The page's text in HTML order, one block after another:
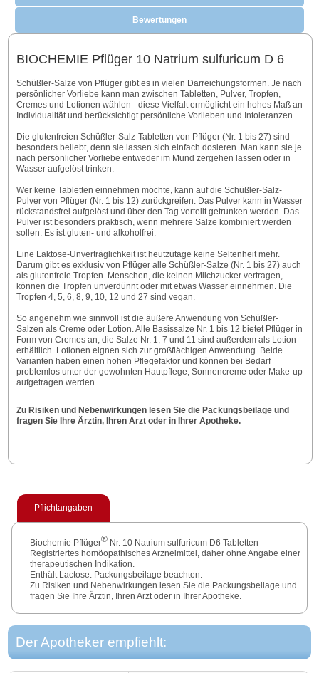
Bewertungen
BIOCHEMIE Pflüger 10 Natrium sulfuricum D 6
Schüßler-Salze von Pflüger gibt es in vielen Darreichungsformen. Je nach
persönlicher Vorliebe kann man zwischen Tabletten, Pulver, Tropfen,
Cremes und Lotionen wählen - diese Vielfalt ermöglicht ein hohes Maß an
Individualität und berücksichtigt persönliche Vorlieben und Intoleranzen.
Die glutenfreien Schüßler-Salz-Tabletten von Pflüger (Nr. 1 bis 27) sind
besonders beliebt, denn sie lassen sich einfach dosieren. Man kann sie je
nach persönlicher Vorliebe entweder im Mund zergehen lassen oder in
Wasser aufgelöst trinken.
Wer keine Tabletten einnehmen möchte, kann auf die Schüßler-Salz-
Pulver von Pflüger (Nr. 1 bis 12) zurückgreifen: Das Pulver kann in Wasser
rückstandsfrei aufgelöst und über den Tag verteilt getrunken werden. Das
Pulver ist besonders praktisch, wenn mehrere Salze kombiniert werden
sollen. Es ist gluten- und alkoholfrei.
Eine Laktose-Unverträglichkeit ist heutzutage keine Seltenheit mehr.
Darum gibt es exklusiv von Pflüger alle Schüßler-Salze (Nr. 1 bis 27) auch
als glutenfreie Tropfen. Menschen, die keinen Milchzucker vertragen,
können die Tropfen unverdünnt oder mit etwas Wasser einnehmen. Die
Tropfen 4, 5, 6, 8, 9, 10, 12 und 27 sind vegan.
So angenehm wie sinnvoll ist die äußere Anwendung von Schüßler-
Salzen als Creme oder Lotion. Alle Basissalze Nr. 1 bis 12 bietet Pflüger in
Form von Cremes an; die Salze Nr. 1, 7 und 11 sind außerdem als Lotion
erhältlich. Lotionen eignen sich zur großflächigen Anwendung. Beide
Varianten haben einen hohen Pflegefaktor und können bei Bedarf
problemlos unter der gewohnten Hautpflege, Sonnencreme oder Make-up
aufgetragen werden.
Zu Risiken und Nebenwirkungen lesen Sie die Packungsbeilage und
fragen Sie Ihre Ärztin, Ihren Arzt oder in Ihrer Apotheke.
Pflichtangaben
Biochemie Pflüger®Nr. 10 Natrium sulfuricum D6 Tabletten
Registriertes homöopathisches Arzneimittel, daher ohne Angabe einer
therapeutischen Indikation.
Enthält Lactose. Packungsbeilage beachten.
Zu Risiken und Nebenwirkungen lesen Sie die Packungsbeilage und
fragen Sie Ihre Ärztin, Ihren Arzt oder in Ihrer Apotheke.
Der Apotheker empfiehlt: